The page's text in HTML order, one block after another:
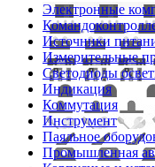
Электронные
Источники
Измерительные
Светодиоды
Индикация
Коммутация
Инструмент
Паяльное
Промышленная